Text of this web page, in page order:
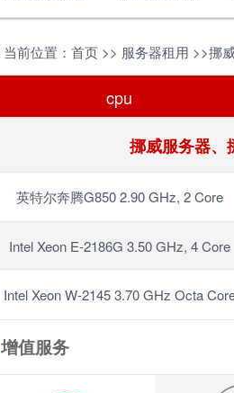
当前位置：首页 >> 服务器租用 >>挪
cpu
挪威服务器
英特尔奔腾G850 2.90 GHz, 2 Core
Intel Xeon E-2186G 3.50 GHz, 4 Core
Intel Xeon W-2145 3.70 GHz Octa
增值服务